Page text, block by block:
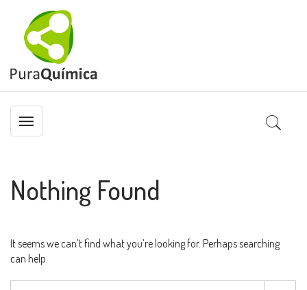
Nothing Found
It seems we can’t find what you’re looking for. Perhaps searching
can help.